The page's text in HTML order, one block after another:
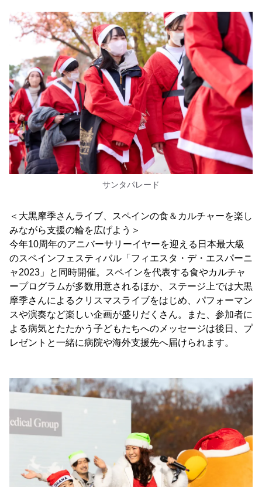
サンタパレード
＜大黒摩季さんライブ、スペインの食＆カルチャーを楽し
みながら支援の輪を広げよう＞
今年10周年のアニバーサリーイヤーを迎える日本最大級
のスペインフェスティバル「フィエスタ・デ・エスパーニ
ャ2023」と同時開催。スペインを代表する食やカルチャ
ープログラムが多数用意されるほか、ステージ上では大黒
摩季さんによるクリスマスライブをはじめ、パフォーマン
スや演奏など楽しい企画が盛りだくさん。また、参加者に
よる病気とたたかう子どもたちへのメッセージは後日、プ
レゼントと一緒に病院や海外支援先へ届けられます。